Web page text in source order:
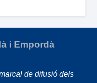
i Empordà
de difusió dels